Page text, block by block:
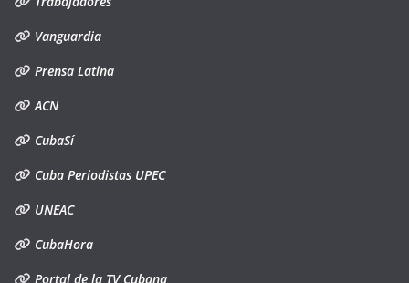
Vanguardia
Prensa Latina
ACN
CubaSí
Cuba Periodistas UPEC
UNEAC
CubaHora
Portal de la TV Cubana